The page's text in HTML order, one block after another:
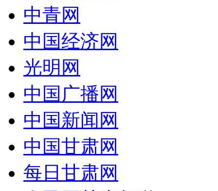
中青网
中国经济网
光明网
中国广播网
中国新闻网
中国甘肃网
每日甘肃网